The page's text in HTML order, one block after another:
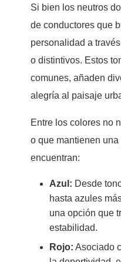
Si bien los neutros
de conductores que
personalidad a
o distintivos. Estos
comunes, añaden
alegría al paisaje
Entre los colores no
o que mantienen
encuentran:
Azul: Desde
hasta azules
una opción que
estabilidad.
Rojo: Asociado